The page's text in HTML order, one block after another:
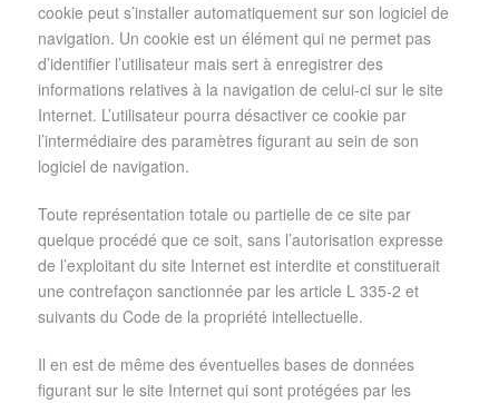
cookie peut s’installer automatiquement sur son logiciel de
navigation. Un cookie est un élément qui ne permet pas
d’identifier l’utilisateur mais sert à enregistrer des
informations relatives à la navigation de celui-ci sur le site
Internet. L’utilisateur pourra désactiver ce cookie par
l’intermédiaire des paramètres figurant au sein de son
logiciel de navigation.
Toute représentation totale ou partielle de ce site par
quelque procédé que ce soit, sans l’autorisation expresse
de l’exploitant du site Internet est interdite et constituerait
une contrefaçon sanctionnée par les article L 335-2 et
suivants du Code de la propriété intellectuelle.
Il en est de même des éventuelles bases de données
figurant sur le site Internet qui sont protégées par les